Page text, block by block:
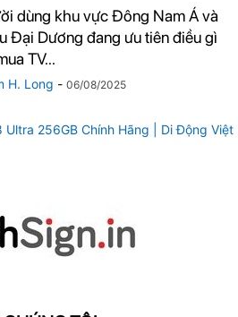
dùng khu vực Đông Nam Á và
Đại Dương đang ưu tiên điều gì
TV...
H. Long - 06/08/2025